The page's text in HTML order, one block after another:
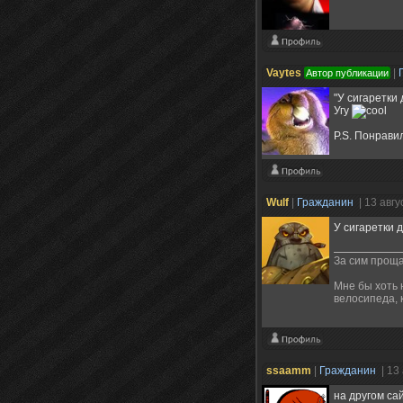
Vaytes Автор публикации
"У
Угу
P.S.
Wulf Гражданин
| 13
У сигаретки
За сим
Мне бы хоть
велосипеда,
ssaamm Гражданин |
на другом